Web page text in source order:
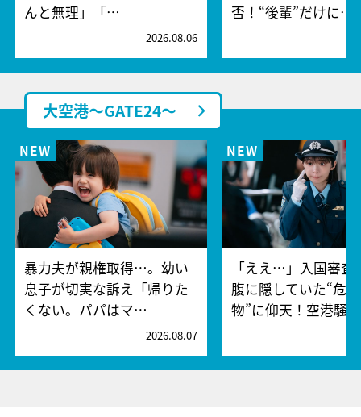
んと無理」「…
2026.08.06
否！“後輩”だけに…
大空港～GATE24～
暴力夫が親権取得…。幼い
息子が切実な訴え「帰りた
くない。パパはマ…
2026.08.07
「ええ…」入国審査
腹に隠していた“危
物”に仰天！空港騒